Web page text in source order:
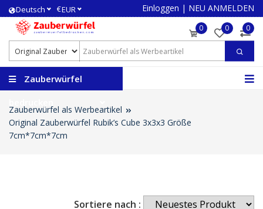
Deutsch €EUR Einloggen | NEU ANMELDEN
0 0 0
Zauberwürfel
Zauberwürfel als Werbeartikel
Original Zauberwürfel Rubik’s Cube 3x3x3 Größe
7cm*7cm*7cm
Sortiere nach :